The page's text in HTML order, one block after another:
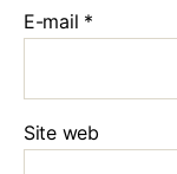
E-mail *
Site web